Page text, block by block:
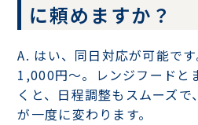
に頼めますか？
A. はい、同日対応が可能で
1,000円〜。レンジフードと
くと、日程調整もスムーズ
が一度に変わります。